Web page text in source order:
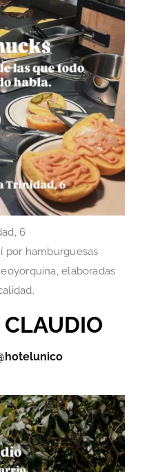
6
por hamburguesas
elaboradas
CLAUDIO